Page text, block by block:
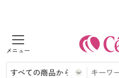
商品を探す
レディース
レディース
レディース通販すべて
インナー・下着